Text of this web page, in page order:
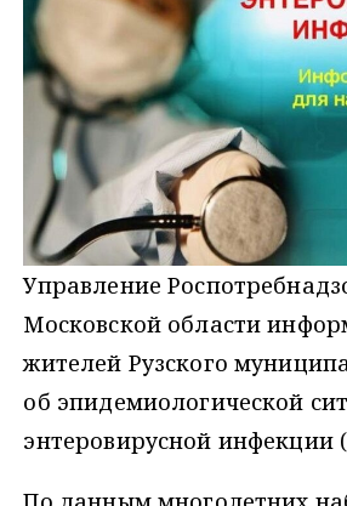
Управление
Московской области
жителей Рузского
об эпидемиологической
энтеровирусной инфекции